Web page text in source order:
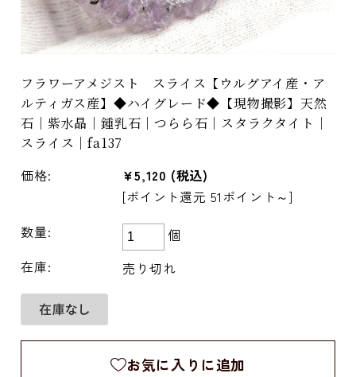
フラワーアメジスト スライス【ウルグアイ産・ア
ルティガス産】◆ハイグレード◆【現物撮影】天然
石｜紫水晶｜鍾乳石｜つらら石｜スタラクタイト｜
スライス｜fa137
価格: ¥5,120 (税込)
[ポイント還元 51ポイント～]
数量:
個
在庫:
売り切れ
お気に入りに追加